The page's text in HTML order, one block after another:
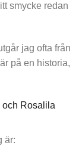
smycke redan
jag ofta från
på en historia,
och Rosalila
är: